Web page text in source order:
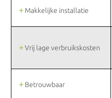
Doorstromers
+Makkelijke installatie
+Vrij lage verbruikskosten
+Betrouwbaar